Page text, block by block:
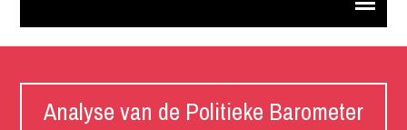
Analyse van de Politieke Barometer